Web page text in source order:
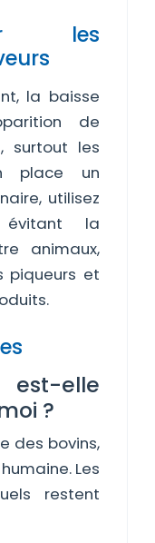
les
la baisse
de
surtout les
place un
utilisez
la
animaux,
piqueurs et
elle
?
des bovins,
Les
restent